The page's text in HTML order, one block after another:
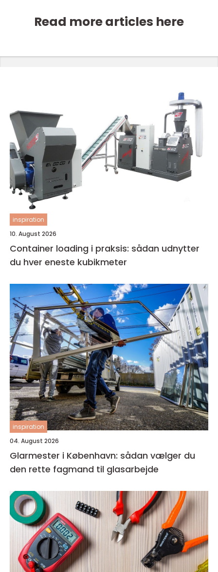
Read more articles here
inspiration
10. August 2026
Container loading i praksis: sådan udnytter
du hver eneste kubikmeter
inspiration
04. August 2026
Glarmester i København: sådan vælger du
den rette fagmand til glasarbejde